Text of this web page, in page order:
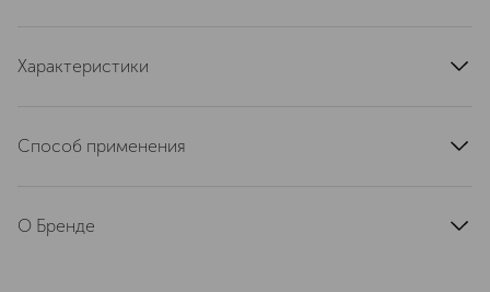
Характеристики
Миниатюра парфюмерной воды K by
артикул
P1KQ2L00
Способ применения
О Бренде